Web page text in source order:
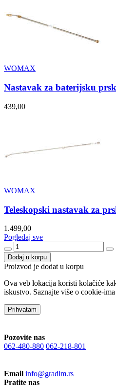
WOMAX
Nastavak za baterijsku
439,00
WOMAX
Teleskopski nastavak za
1.499,00
Pogledaj sve
Dodaj u korpu
Proizvod je dodat u korpu
Ova veb lokacija koristi kolačiće
iskustvo. Saznajte više o cookie-
Prihvatam
Pozovite nas
062-480-880 062-218-801
Email info@gradim.rs
Pratite nas